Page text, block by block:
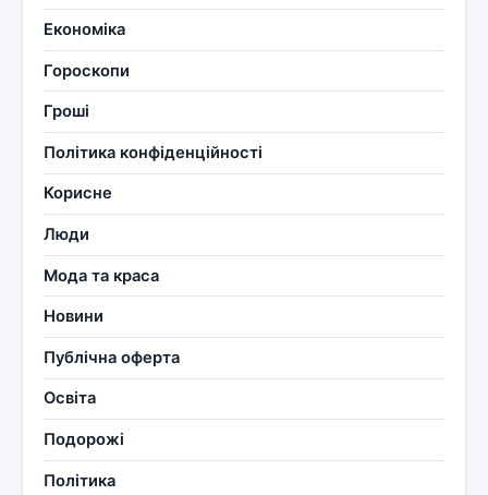
Економіка
Гороскопи
Гроші
Політика конфіденційності
Корисне
Люди
Мода та краса
Новини
Публічна оферта
Освіта
Подорожі
Політика